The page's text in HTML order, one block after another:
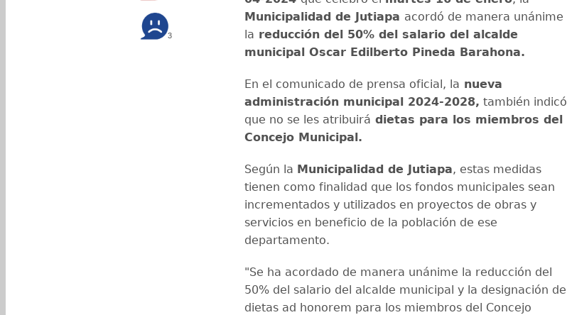
3
Municipalidad de Jutiapa acordó de manera unánime
la reducción del 50% del salario del alcalde
municipal Oscar Edilberto Pineda Barahona.
En el comunicado de prensa oficial, la nueva
administración municipal 2024-2028, también indicó
que no se les atribuirá dietas para los miembros del
Concejo Municipal.
Según la Municipalidad de Jutiapa, estas medidas
tienen como finalidad que los fondos municipales sean
incrementados y utilizados en proyectos de obras y
servicios en beneficio de la población de ese
departamento.
"Se ha acordado de manera unánime la reducción del
50% del salario del alcalde municipal y la designación de
dietas ad honorem para los miembros del Concejo